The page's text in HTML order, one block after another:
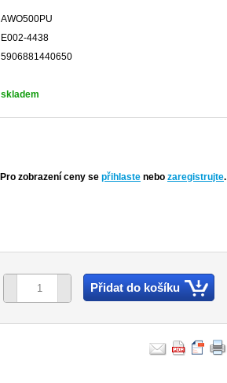
AWO500PU
E002-4438
5906881440650
skladem
Pro zobrazení ceny se přihlaste nebo zaregistrujte.
Přidat do košíku